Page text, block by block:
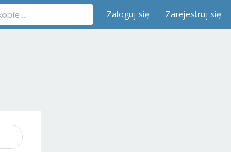
Zaloguj się Zarejestruj się